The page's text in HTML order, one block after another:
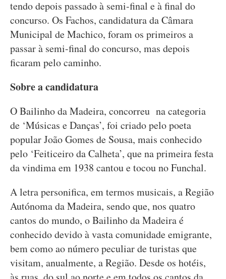
tendo depois passado à semi-final e à final do
concurso. Os Fachos, candidatura da Câmara
Municipal de Machico, foram os primeiros a
passar à semi-final do concurso, mas depois
ficaram pelo caminho.
Sobre a candidatura
O Bailinho da Madeira, concorreu na categoria
de ‘Músicas e Danças’, foi criado pelo poeta
popular João Gomes de Sousa, mais conhecido
pelo ‘Feiticeiro da Calheta’, que na primeira festa
da vindima em 1938 cantou e tocou no Funchal.
A letra personifica, em termos musicais, a Região
Autónoma da Madeira, sendo que, nos quatro
cantos do mundo, o Bailinho da Madeira é
conhecido devido à vasta comunidade emigrante,
bem como ao número peculiar de turistas que
visitam, anualmente, a Região. Desde os hotéis,